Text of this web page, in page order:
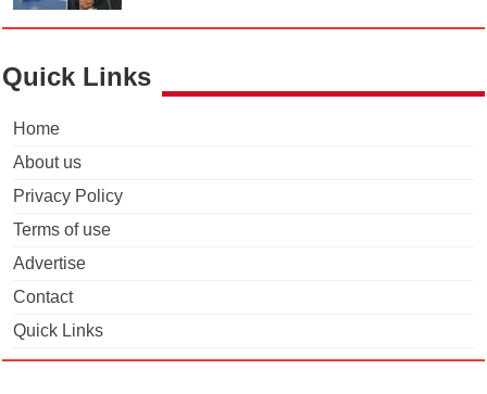
Quick Links
Home
About us
Privacy Policy
Terms of use
Advertise
Contact
Quick Links